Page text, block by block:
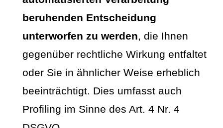
beruhenden Entscheidung
unterworfen zu werden, die Ihnen
gegenüber rechtliche Wirkung entfaltet
oder Sie in ähnlicher Weise erheblich
beeinträchtigt. Dies umfasst auch
Profiling im Sinne des Art. 4 Nr. 4